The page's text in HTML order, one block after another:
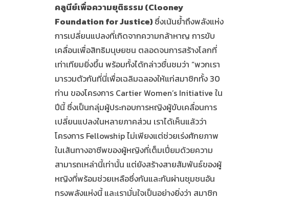
คลูนีย์เพื่อความยุติธรรม (Clooney
Foundation for Justice) ซึ่งเน้นย้ำถึงพลังแห่ง
การเปลี่ยนแปลงที่เกิดจากความกล้าหาญ การขับ
เคลื่อนเพื่อสิทธิมนุษยชน ตลอดจนการสร้างโลกที่
เท่าเทียมยิ่งขึ้น พร้อมทั้งได้กล่าวชื่นชมว่า “พวกเรา
มารวมตัวกันที่นี่เพื่อเฉลิมฉลองให้แก่สมาชิกทั้ง 30
ท่าน ของโครงการ Cartier Women’s Initiative ใน
ปีนี้ ซึ่งเป็นกลุ่มผู้ประกอบการหญิงผู้ขับเคลื่อนการ
เปลี่ยนแปลงในหลายภาคส่วน เราได้เห็นแล้วว่า
โครงการ Fellowship ไม่เพียงแต่ช่วยเร่งศักยภาพ
ในเส้นทางอาชีพของผู้หญิงที่เต็มเปี่ยมด้วยความ
สามารถเหล่านี้เท่านั้น แต่ยังสร้างสายสัมพันธ์ของผู้
หญิงที่พร้อมช่วยเหลือซึ่งกันและกันผ่านชุมชนอัน
ทรงพลังแห่งนี้ และเรามั่นใจเป็นอย่างยิ่งว่า สมาชิก